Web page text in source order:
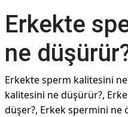
Erkekte
ne
Erkekte sperm kalitesini
kalitesini ne düşürür?,
düşer?, Erkek spermini ne